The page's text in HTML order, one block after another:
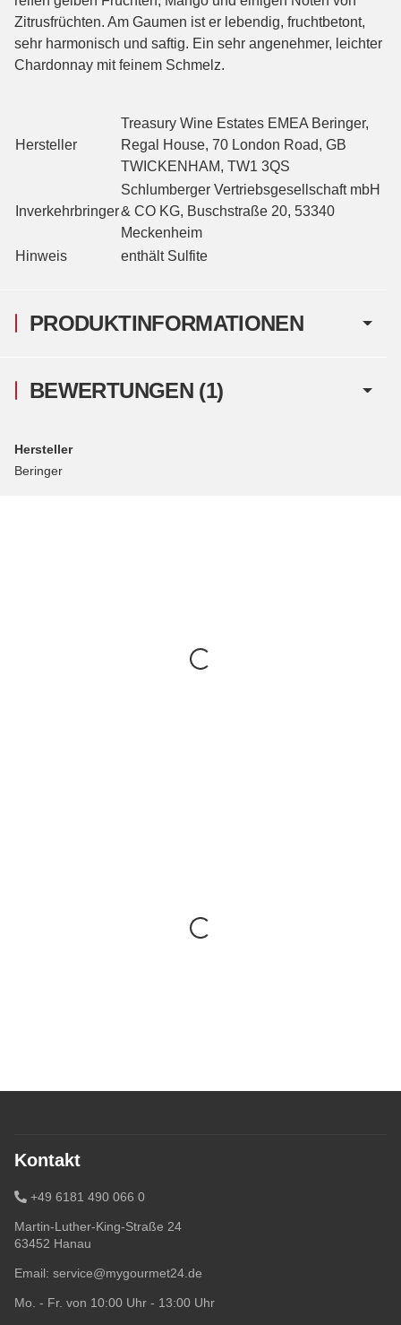
PRODUKTINFORMATIONEN
Zitrusfrüchten. Am Gaumen ist er lebendig, fruchtbetont,
sehr harmonisch und saftig. Ein sehr angenehmer, leichter
Chardonnay mit feinem Schmelz.
Hersteller
Treasury Wine Estates EMEA Beringer,
Regal House, 70 London Road, GB
TWICKENHAM, TW1 3QS
Inverkehrbringer
Schlumberger Vertriebsgesellschaft mbH
& CO KG, Buschstraße 20, 53340
Meckenheim
Hinweis
enthält Sulfite
BEWERTUNGEN (1)
Hersteller
Beringer
Kontakt
+49 6181 490 066 0
Martin-Luther-King-Straße 24
63452 Hanau
Email: service@mygourmet24.de
Mo. - Fr. von 10:00 Uhr - 13:00 Uhr